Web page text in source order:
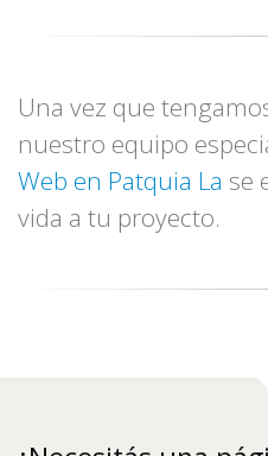
Una vez que
nuestro equipo
Web en Patquia La se
vida a tu proyecto.